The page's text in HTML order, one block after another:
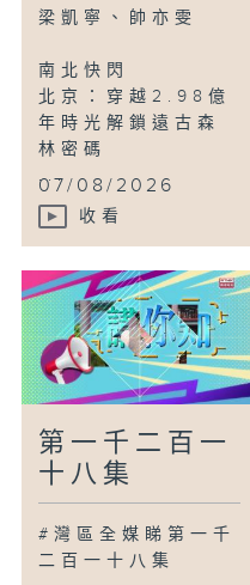
四川阿壩：群鳥雲
梁凱寧、帥亦雯
南北快閃
北京：穿越2.98億
年時光解鎖遠古森
林密碼
...
07/08/2026
收看
第一千二百一
十八集
#灣區全媒睇第一千
二百一十八集